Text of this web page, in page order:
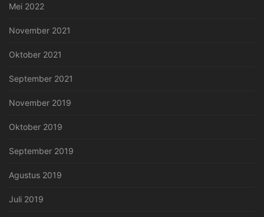
Mei 2022
November 2021
Oktober 2021
September 2021
November 2019
Oktober 2019
September 2019
Agustus 2019
Juli 2019